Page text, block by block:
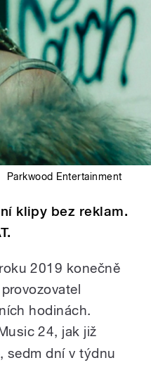
Parkwood Entertainment
klipy bez reklam.
2019 konečně
hodinách.
24, jak již
sedm dní v týdnu